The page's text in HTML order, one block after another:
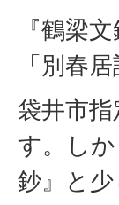
『鶴梁
「別春
袋井市
す。し
鈔』と少